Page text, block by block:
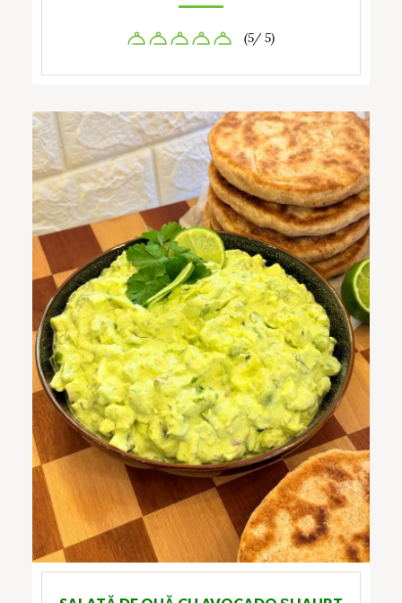
(5/ 5)